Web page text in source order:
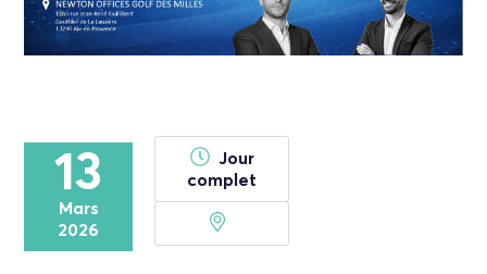
13
Mars
2026
Jour
complet